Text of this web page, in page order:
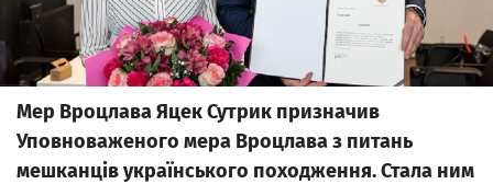
Мер Вроцлава Яцек Сутрик призначив
Уповноваженого мера Вроцлава з питань
мешканців українського походження. Стала ним